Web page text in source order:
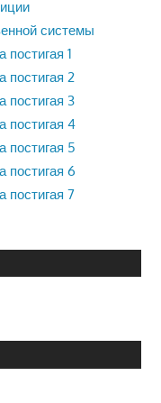
системы
1
постигая 2
постигая 3
постигая 4
постигая 5
постигая 6
постигая 7